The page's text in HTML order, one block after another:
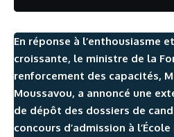
En réponse à l’enthousiasme
croissante, le ministre de la
renforcement des capacités,
Moussavou, a annoncé une
de dépôt des dossiers de
concours d’admission à